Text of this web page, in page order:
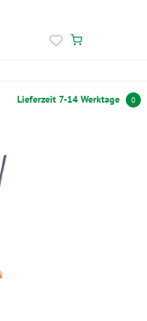
Lieferzeit 7-14 Werktage 0